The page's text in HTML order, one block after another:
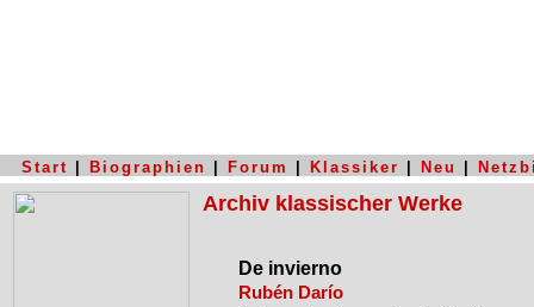
Start Biographien Forum Klassiker Neu
Archiv klassischer Werke
De invierno
Rubén Darío